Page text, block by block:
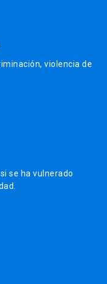
violencia de
se ha vulnerado